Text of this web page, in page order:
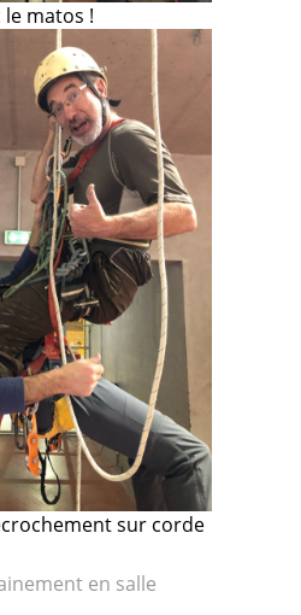
le matos !
sur corde
en salle